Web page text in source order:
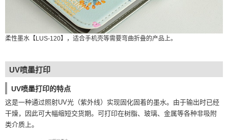
柔性墨水【LUS-120】，适合手机壳等需要弯曲折叠的产品上。
UV喷墨打印
UV喷墨打印的特点
这是一种通过照射UV光（紫外线）实现固化固着的墨水。由于输出时已经
干燥，因此可大幅缩短交货期。可打印在树脂、玻璃、金属等各种非吸附
类介质上。